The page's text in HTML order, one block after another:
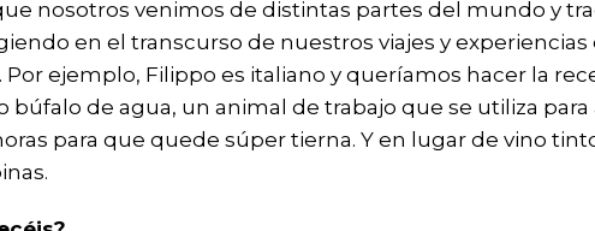
nosotros venimos de distintas partes del mundo y
en el transcurso de nuestros viajes y
ejemplo, Filippo es italiano y queríamos hacer la
búfalo de agua, un animal de trabajo que se utiliza para
para que quede súper tierna. Y en lugar de vino